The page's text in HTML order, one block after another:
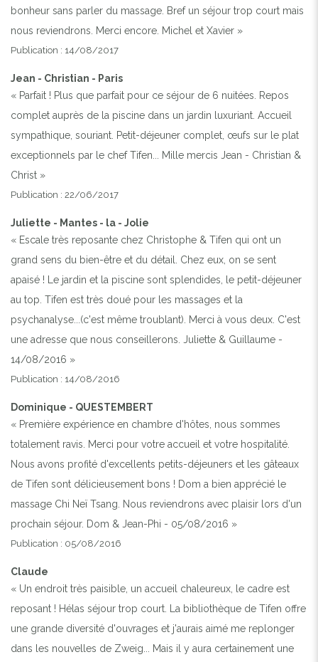
bonheur sans parler du massage. Bref un séjour trop court mais
nous reviendrons. Merci encore. Michel et Xavier »
Publication : 14/08/2017
Jean - Christian - Paris
« Parfait ! Plus que parfait pour ce séjour de 6 nuitées. Repos
complet auprès de la piscine dans un jardin luxuriant. Accueil
sympathique, souriant. Petit-déjeuner complet, œufs sur le plat
exceptionnels par le chef Tifen... Mille mercis Jean - Christian &
Christ »
Publication : 22/06/2017
Juliette - Mantes - la - Jolie
« Escale très reposante chez Christophe & Tifen qui ont un
grand sens du bien-être et du détail. Chez eux, on se sent
apaisé ! Le jardin et la piscine sont splendides, le petit-déjeuner
au top. Tifen est très doué pour les massages et la
psychanalyse...(c'est même troublant). Merci à vous deux. C'est
une adresse que nous conseillerons. Juliette & Guillaume -
14/08/2016 »
Publication : 14/08/2016
Dominique - QUESTEMBERT
« Première expérience en chambre d'hôtes, nous sommes
totalement ravis. Merci pour votre accueil et votre hospitalité.
Nous avons profité d'excellents petits-déjeuners et les gâteaux
de Tifen sont délicieusement bons ! Dom a bien apprécié le
massage Chi Neï Tsang. Nous reviendrons avec plaisir lors d'un
prochain séjour. Dom & Jean-Phi - 05/08/2016 »
Publication : 05/08/2016
Claude
« Un endroit très paisible, un accueil chaleureux, le cadre est
reposant ! Hélas séjour trop court. La bibliothèque de Tifen offre
une grande diversité d'ouvrages et j'aurais aimé me replonger
dans les nouvelles de Zweig... Mais il y aura certainement une